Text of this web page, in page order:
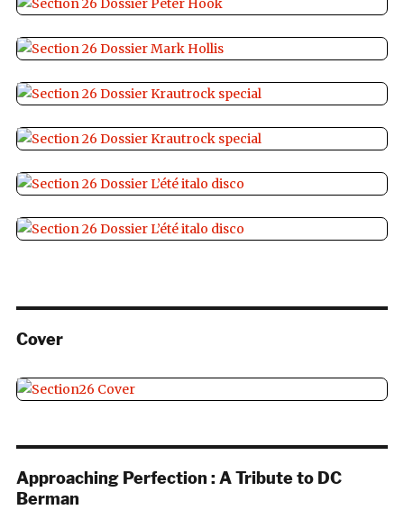
Cover
Approaching Perfection : A Tribute to DC
Berman